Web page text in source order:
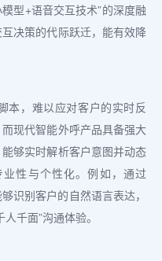
型+语音交互技术”的深度融
决策的代际跃迁，能有效降
本，难以应对客户的实时反
现代智能外呼产品具备强大
够实时解析客户意图并动态
性与个性化。例如，通过
识别客户的自然语言表达，
千面”沟通体验。